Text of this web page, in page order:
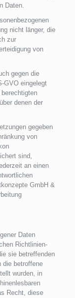
Daten.
nicht länger, die
zur
von
gegen die
GVO eingelegt
denen der
gegeben
von
sind,
an einen
GmbH &
Daten
Richtlinien-
sie betreffenden
die betroffene
wurden, in
Recht, diese